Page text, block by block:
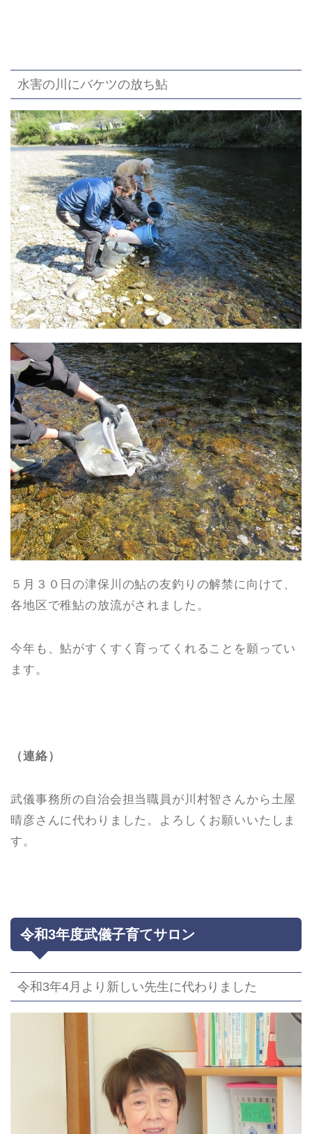
水害の川にバケツの放ち鮎
５月３０日の津保川の鮎の友釣りの解禁に向けて、
各地区で稚鮎の放流がされました。
今年も、鮎がすくすく育ってくれることを願ってい
ます。
（連絡）
武儀事務所の自治会担当職員が川村智さんから土屋
晴彦さんに代わりました。よろしくお願いいたしま
す。
令和3年度武儀子育てサロン
令和3年4月より新しい先生に代わりました